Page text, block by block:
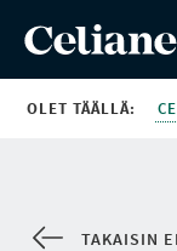
OLET TÄÄLLÄ:
TAKAISIN